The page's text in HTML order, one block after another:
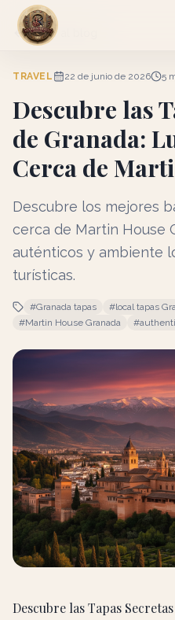
Volver al blog
TRAVEL 22 de junio de 2026 5
Descubre las
de Granada:
Cerca de
Descubre los mejores
cerca de Martin House
auténticos y ambiente
turísticas.
#Granada tapas #local tapas
#Martin House Granada #
Descubre las Tapas